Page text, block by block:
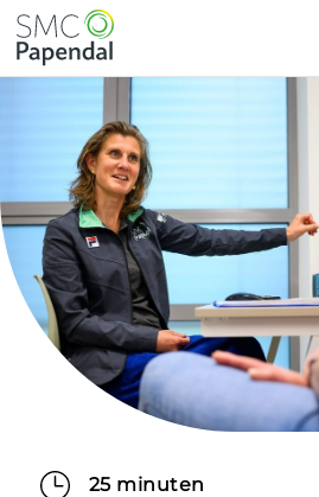
25 minuten